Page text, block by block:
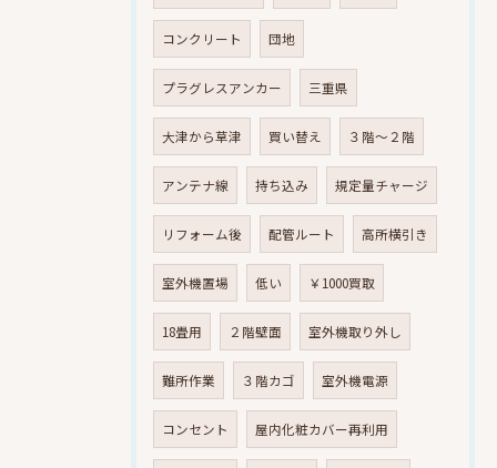
コンクリート 団地
プラグレスアンカー 三重県
大津から草津 買い替え ３階～２階
アンテナ線 持ち込み 規定量チャージ
リフォーム後 配管ルート 高所横引き
室外機置場 低い ￥1000買取
18畳用 ２階壁面 室外機取り外し
難所作業 ３階カゴ 室外機電源
コンセント 屋内化粧カバー再利用